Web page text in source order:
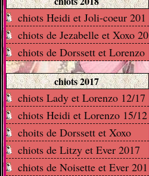
chiots Heidi et Joli-coeur 201
chiots de Jezabelle et Xoxo 20
chiots de Dorssett et Lorenzo
chiots 2017
chiots Lady et Lorenzo 12/17
chiots Heidi et Lorenzo 15/12
choits de Dorssett et Xoxo
chiots de Litzy et Ever 2017
chiots de Noisette et Ever 201